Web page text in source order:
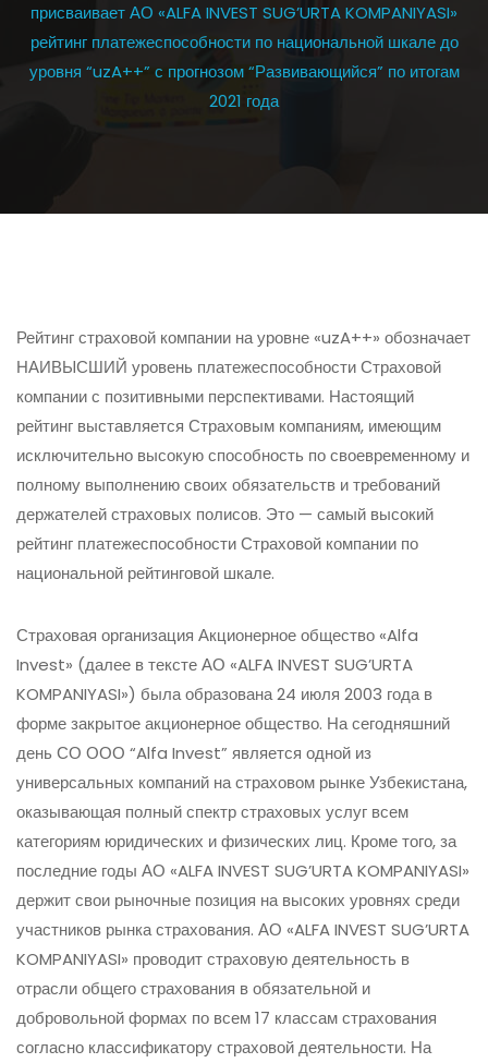
присваивает АО «ALFA INVEST SUG’URTA KOMPANIYASI»
рейтинг платежеспособности по национальной шкале до
уровня “uzA++” с прогнозом “Развивающийся” по итогам
2021 года
Рейтинг страховой компании на уровне «uzA++» обозначает
НАИВЫСШИЙ уровень платежеспособности Страховой
компании с позитивными перспективами. Настоящий
рейтинг выставляется Страховым компаниям, имеющим
исключительно высокую способность по своевременному и
полному выполнению своих обязательств и требований
держателей страховых полисов. Это — самый высокий
рейтинг платежеспособности Страховой компании по
национальной рейтинговой шкале.
Страховая организация Акционерное общество «Alfa
Invest» (далее в тексте АО «ALFA INVEST SUG’URTA
KOMPANIYASI») была образована 24 июля 2003 года в
форме закрытое акционерное общество. На сегодняшний
день СО ООО “Alfa Invest” является одной из
универсальных компаний на страховом рынке Узбекистана,
оказывающая полный спектр страховых услуг всем
категориям юридических и физических лиц. Кроме того, за
последние годы АО «ALFA INVEST SUG’URTA KOMPANIYASI»
держит свои рыночные позиция на высоких уровнях среди
участников рынка страхования. АО «ALFA INVEST SUG’URTA
KOMPANIYASI» проводит страховую деятельность в
отрасли общего страхования в обязательной и
добровольной формах по всем 17 классам страхования
согласно классификатору страховой деятельности. На